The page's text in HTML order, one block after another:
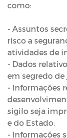
como:
- Assuntos
risco a
atividades de
- Dados
em segredo de
- Informações
sigilo seja
e do Estado;
- Informações